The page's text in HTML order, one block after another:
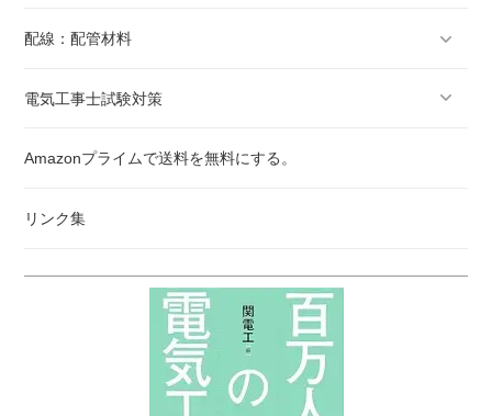
配線：配管材料
電気工事士試験対策
Amazonプライムで送料を無料にする。
リンク集